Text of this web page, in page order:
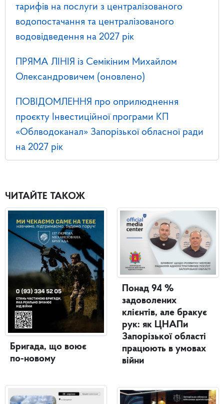
тарифів на послуги з централізованого
водопостачання та централізованого
водовідведення на 2027 рік
ПРЯМА ЛІНІЯ із Семікіним Михайлом
Олександровичем (оновлено)
ПОВІДОМЛЕННЯ про оприлюднення
проєкту Інвестиційної програми КП
«Облводоканал» Запорізької обласної ради
на 2027 рік
ЧИТАЙТЕ ТАКОЖ
Бригада, що воює
по-новому
Понад 94 %
задоволених
клієнтів, але бракує
рук: як ЦНАПи
Запорізької області
працюють в умовах
війни